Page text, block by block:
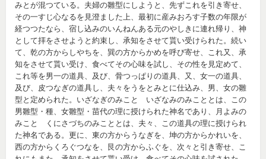
みとが混つている。夫婦の雛型にしようと、先ずこれを引き寄せ、
その一すじ心なるを見澄ました上、最初に産みおろす子数の年限が
経つつたなら、宿し込みのいんねんある元のやしきに連れ帰り、神
として拝をさせようと約束し、承知をさせて貰い受けられた。続い
て、乾の方からしやちを、巽の方からかめを呼び寄せ、これ又、承
知をさせて貰い受け、食べてその心味を試し、その性を見定めて、
これ等を男一の道具、及び、骨つっぱりの道具、又、女一の道具、
及び、皮つなぎの道具し、夫々をうをとみとに仕込み、男、女の雛
型と定められた。いざなぎのみこと いざなみのみこととは、この
男雛型・種、女雛型・苗代の理に授けられた神名であり、月よみの
みこと くにさづちのみこととは、夫々、この道具の理に授けられ
た神名である。更に、東の方からうなぎを、坤の方からかれいを、
西の方からくろぐつなを、艮の方からふぐを、次々と引き寄せ、こ